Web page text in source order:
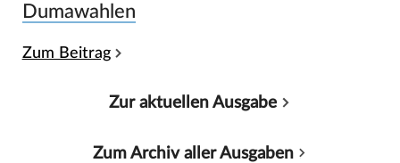
Dumawahlen
Zum Beitrag
Zur aktuellen Ausgabe
Zum Archiv aller Ausgaben